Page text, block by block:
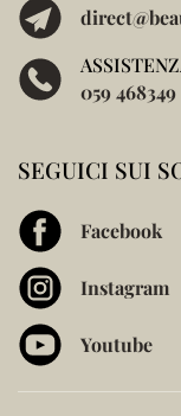
059 468349
SEGUICI SUI
Facebook
Instagram
Youtube